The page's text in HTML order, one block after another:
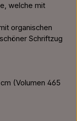
welche mit
organischen
Schriftzug
(Volumen 465